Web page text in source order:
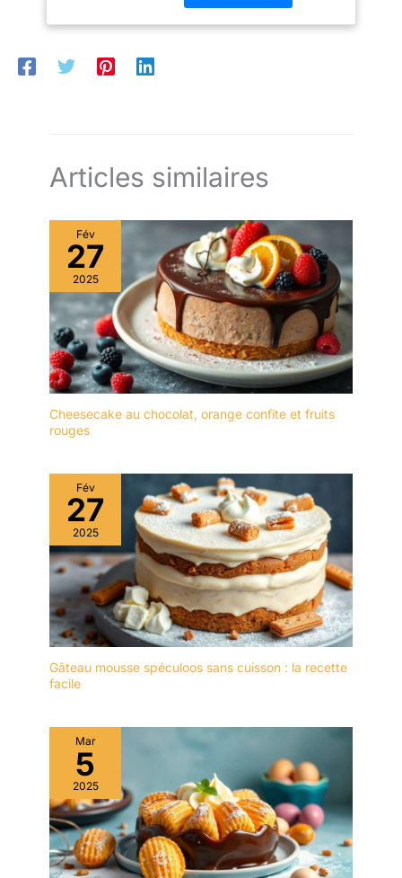
prise en main facile et
agréable. ANTI-GOUTTE
rebord anti-goutte vous
garantissant un travail
propre. STABLE : La base
de la cuillère
proportionneuse De
Buyer est plane. Vous
pourrez vous offrir une
plus grande stabilité
lorsqu'elle est posée sur
le plan de travail.
ENTRETIEN : Lavage à la
Articles similaires
Fév
27
2025
Cheesecake au chocolat, orange confite et fruits
rouges
Fév
27
2025
Gâteau mousse spéculoos sans cuisson : la recette
facile
Mar
5
2025